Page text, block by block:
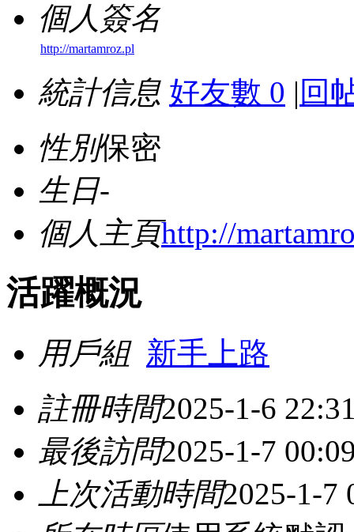
個人簽名
http://martamroz.pl
統計信息 好友數 0 | 回
性別保密
生日-
個人主頁http://
活躍概況
用戶組 新手上路
註冊時間2025-1-6
最後訪問2025-1-7
上次活動時間2025-1-7